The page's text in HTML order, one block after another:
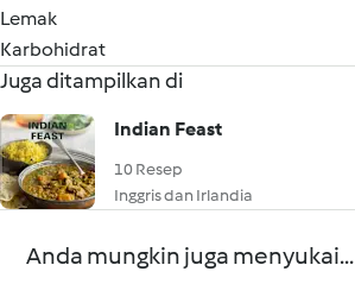
Lemak
Karbohidrat
Juga ditampilkan di
Indian Feast
10 Resep
Inggris dan Irlandia
Anda mungkin juga menyukai...